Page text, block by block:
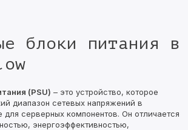
блоки питания в
(PSU) – это устройство, которое
диапазон сетевых напряжений в
для серверных компонентов. Он отличается
энергоэффективностью,